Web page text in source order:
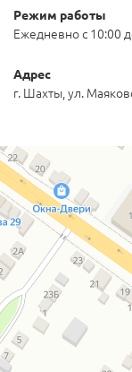
Режим работы
Ежедневно с 10:00
Адрес
г. Шахты, ул.